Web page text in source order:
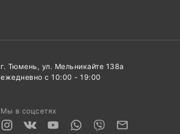
г. Тюмень, ул. Мельникайте 138а
ежедневно с 10:00 - 19:00
Мы в соцсетях